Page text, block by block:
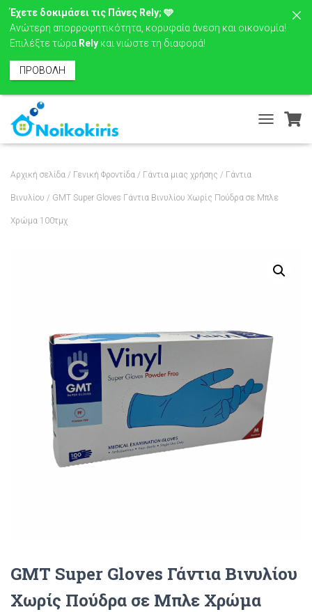
O
E
Αρχική σελίδα / Γενική Φροντίδα / Γάντια μιας χρήσης / Γάντια
Βινυλίου / GMT Super Gloves Γάντια Βινυλίου Χωρίς Πούδρα σε Μπλε
Χρώμα 100τμχ
GMT Super Gloves Γάντια Βινυλίου
Χωρίς Πούδρα σε Μπλε Χρώμα
Έχετε δοκιμάσει τις Πάνες Rely; 🩵
Ανώτερη απορροφητικότητα, κορυφαία άνεση και οικονομία!
Επιλέξτε τώρα Rely και νιώστε τη διαφορά!
ΠΡΟΒΟΛΗ